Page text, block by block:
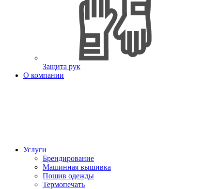
Защита рук
О компании
Услуги
Брендирование
Машинная вышивка
Пошив одежды
Термопечать